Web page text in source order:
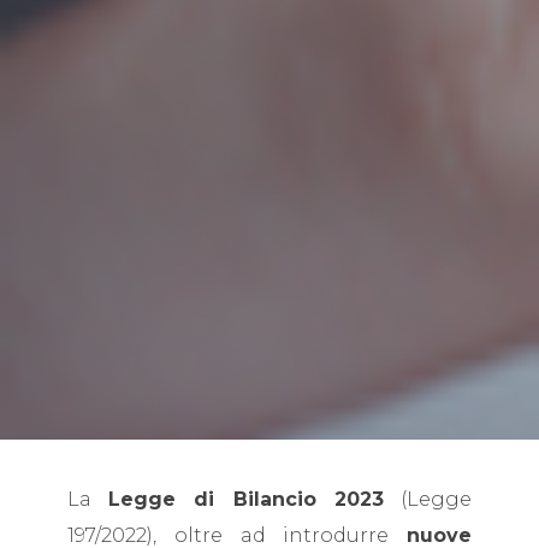
La Legge di Bilancio 2023(Legge
197/2022), oltre ad introdurre nuove